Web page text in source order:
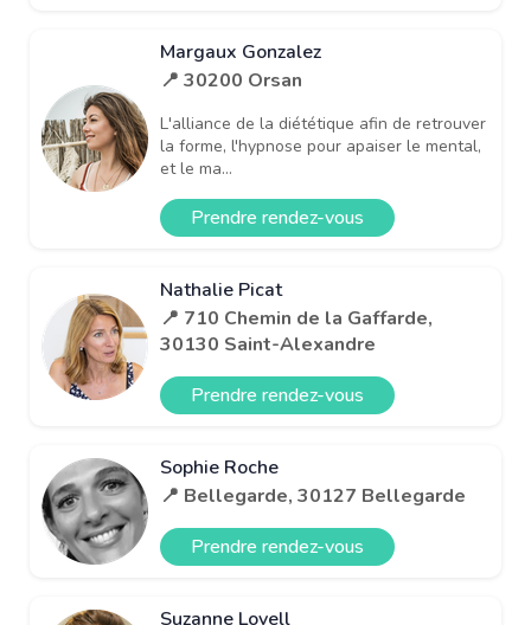
Margaux Gonzalez
📍 30200 Orsan
L'alliance de la diététique afin de retrouver
la forme, l'hypnose pour apaiser le mental,
et le ma...
Prendre rendez-vous
Nathalie Picat
📍 710 Chemin de la Gaffarde,
30130 Saint-Alexandre
Prendre rendez-vous
Sophie Roche
📍 Bellegarde, 30127 Bellegarde
Prendre rendez-vous
Suzanne Lovell